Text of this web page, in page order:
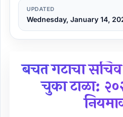
UPDATED
Wednesday, January 14,
बचत गटाचा
चुका टाळा: